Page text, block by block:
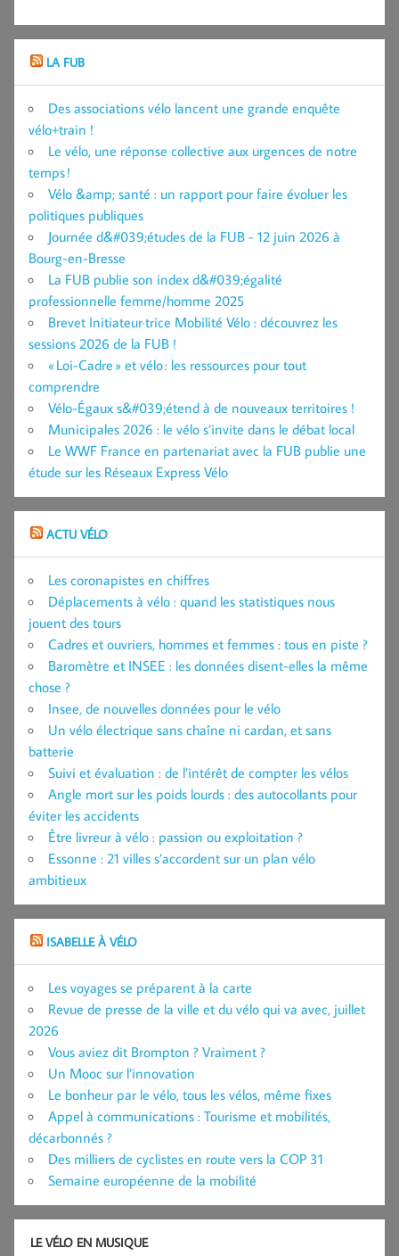
LA FUB
Des associations vélo lancent une grande enquête
vélo+train !
Le vélo, une réponse collective aux urgences de notre
temps !
Vélo &amp; santé : un rapport pour faire évoluer les
politiques publiques
Journée d&#039;études de la FUB - 12 juin 2026 à
Bourg-en-Bresse
La FUB publie son index d&#039;égalité
professionnelle femme/homme 2025
Brevet Initiateur·trice Mobilité Vélo : découvrez les
sessions 2026 de la FUB !
« Loi-Cadre » et vélo : les ressources pour tout
comprendre
Vélo-Égaux s&#039;étend à de nouveaux territoires !
Municipales 2026 : le vélo s’invite dans le débat local
Le WWF France en partenariat avec la FUB publie une
étude sur les Réseaux Express Vélo
ACTU VÉLO
Les coronapistes en chiffres
Déplacements à vélo : quand les statistiques nous
jouent des tours
Cadres et ouvriers, hommes et femmes : tous en piste ?
Baromètre et INSEE : les données disent-elles la même
chose ?
Insee, de nouvelles données pour le vélo
Un vélo électrique sans chaîne ni cardan, et sans
batterie
Suivi et évaluation : de l’intérêt de compter les vélos
Angle mort sur les poids lourds : des autocollants pour
éviter les accidents
Être livreur à vélo : passion ou exploitation ?
Essonne : 21 villes s’accordent sur un plan vélo
ambitieux
ISABELLE À VÉLO
Les voyages se préparent à la carte
Revue de presse de la ville et du vélo qui va avec, juillet
2026
Vous aviez dit Brompton ? Vraiment ?
Un Mooc sur l’innovation
Le bonheur par le vélo, tous les vélos, même fixes
Appel à communications : Tourisme et mobilités,
décarbonnés ?
Des milliers de cyclistes en route vers la COP 31
Semaine européenne de la mobilité
LE VÉLO EN MUSIQUE